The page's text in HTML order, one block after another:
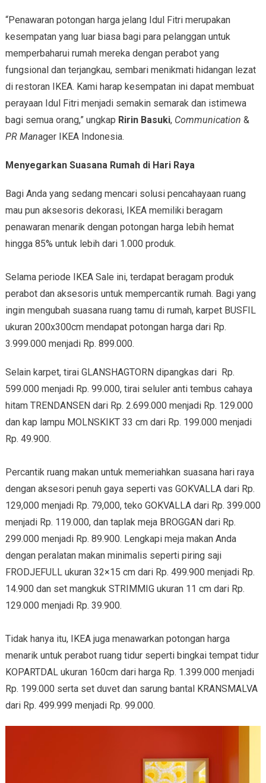
“Penawaran potongan harga jelang Idul Fitri merupakan
kesempatan yang luar biasa bagi para pelanggan untuk
memperbaharui rumah mereka dengan perabot yang
fungsional dan terjangkau, sembari menikmati hidangan lezat
di restoran IKEA. Kami harap kesempatan ini dapat membuat
perayaan Idul Fitri menjadi semakin semarak dan istimewa
bagi semua orang,” ungkap Ririn Basuki, Communication &
PR Manager IKEA Indonesia.
Menyegarkan Suasana Rumah di Hari Raya
Bagi Anda yang sedang mencari solusi pencahayaan ruang
mau pun aksesoris dekorasi, IKEA memiliki beragam
penawaran menarik dengan potongan harga lebih hemat
hingga 85% untuk lebih dari 1.000 produk.
Selama periode IKEA Sale ini, terdapat beragam produk
perabot dan aksesoris untuk mempercantik rumah. Bagi yang
ingin mengubah suasana ruang tamu di rumah, karpet BUSFIL
ukuran 200x300cm mendapat potongan harga dari Rp.
3.999.000 menjadi Rp. 899.000.
Selain karpet, tirai GLANSHAGTORN dipangkas dari Rp.
599.000 menjadi Rp. 99.000, tirai seluler anti tembus cahaya
hitam TRENDANSEN dari Rp. 2.699.000 menjadi Rp. 129.000
dan kap lampu MOLNSKIKT 33 cm dari Rp. 199.000 menjadi
Rp. 49.900.
Percantik ruang makan untuk memeriahkan suasana hari raya
dengan aksesori penuh gaya seperti vas GOKVALLA dari Rp.
129,000 menjadi Rp. 79,000, teko GOKVALLA dari Rp. 399.000
menjadi Rp. 119.000, dan taplak meja BROGGAN dari Rp.
299.000 menjadi Rp. 89.900. Lengkapi meja makan Anda
dengan peralatan makan minimalis seperti piring saji
FRODJEFULL ukuran 32×15 cm dari Rp. 499.900 menjadi Rp.
14.900 dan set mangkuk STRIMMIG ukuran 11 cm dari Rp.
129.000 menjadi Rp. 39.900.
Tidak hanya itu, IKEA juga menawarkan potongan harga
menarik untuk perabot ruang tidur seperti bingkai tempat tidur
KOPARTDAL ukuran 160cm dari harga Rp. 1.399.000 menjadi
Rp. 199.000 serta set duvet dan sarung bantal KRANSMALVA
dari Rp. 499.999 menjadi Rp. 99.000.